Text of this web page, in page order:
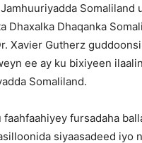
Somaliland
Dhaxalka Dhaqanka
Xavier Gutherz
ee ay ku bixiyeen
Somaliland.
fursadaha
siyaasadeed iyo